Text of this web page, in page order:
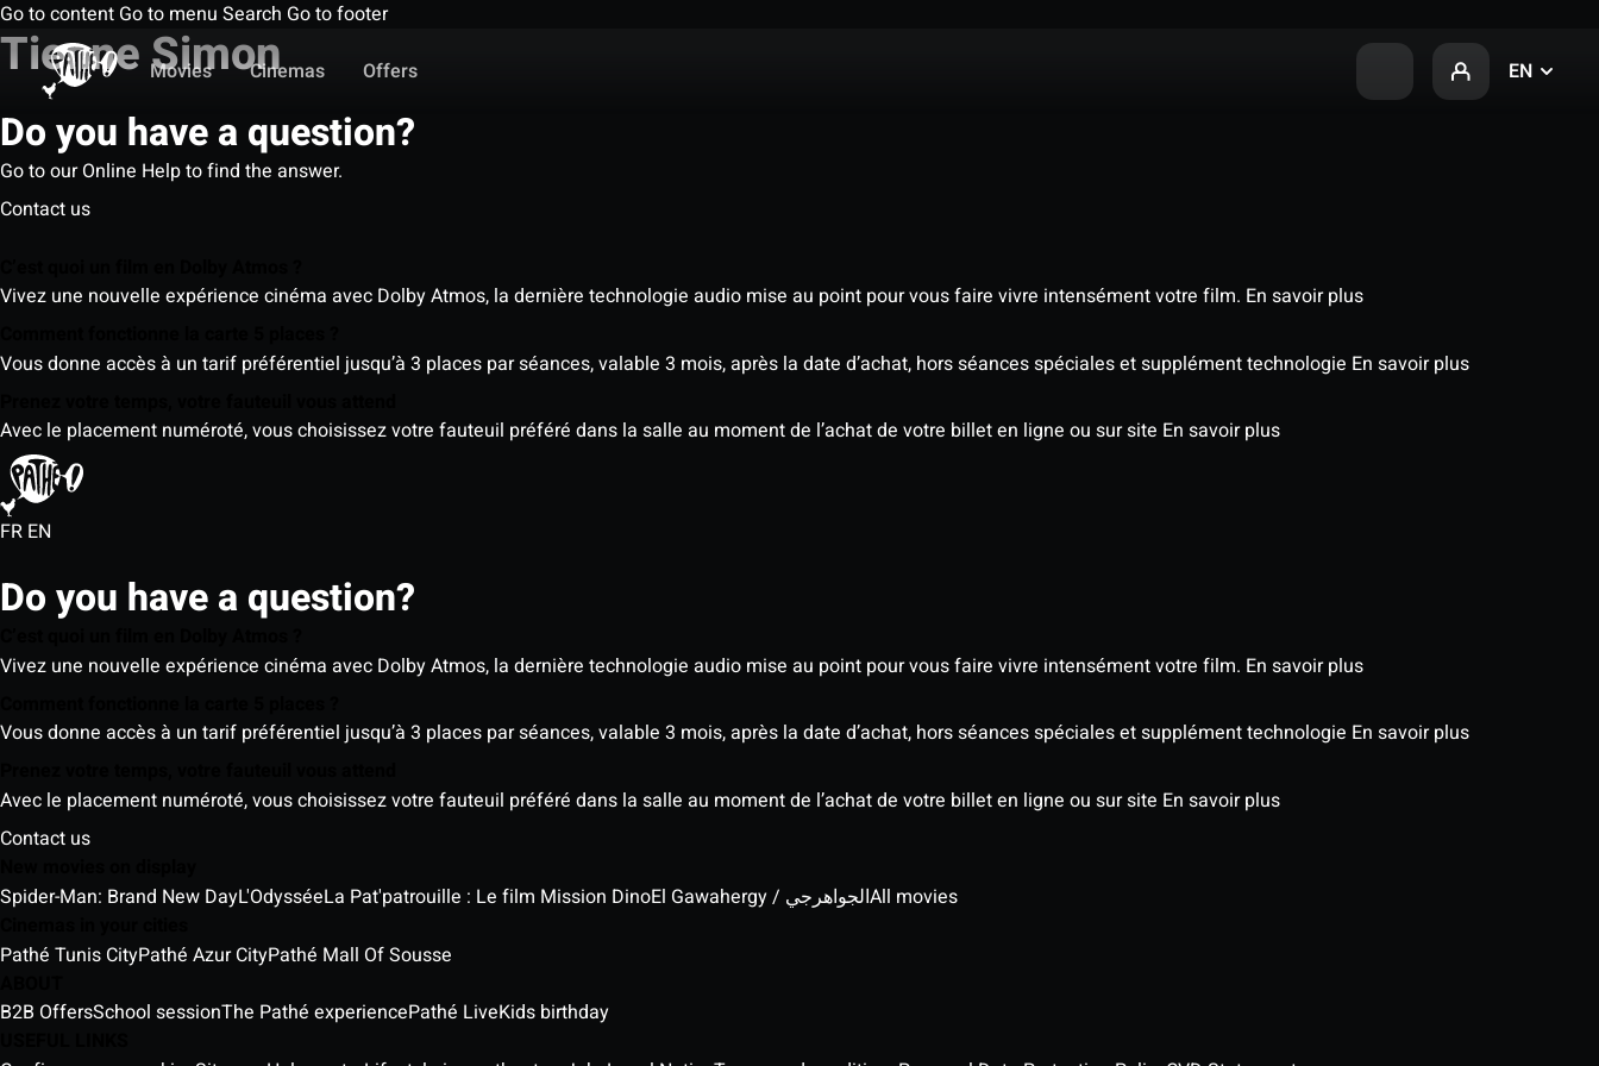
Go to content Go to menu Search Go to footer
Movies
Cinemas Offers EN
Tienne Simon
Do you have a question?
Go to our Online Help to find the answer.
Contact us
Vivez une nouvelle expérience cinéma avec Dolby Atmos, la dernière technologie audio mise au point pour vous faire vivre intensément votre film. En savoir plus
Vous donne accès à un tarif préférentiel jusqu’à 3 places par séances, valable 3 mois, après la date d’achat, hors séances spéciales et supplément technologie En savoir plus
Avec le placement numéroté, vous choisissez votre fauteuil préféré dans la salle au moment de l’achat de votre billet en ligne ou sur site En savoir plus
FR EN
Do you have a question?
Vivez une nouvelle expérience cinéma avec Dolby Atmos, la dernière technologie audio mise au point pour vous faire vivre intensément votre film. En savoir plus
Vous donne accès à un tarif préférentiel jusqu’à 3 places par séances, valable 3 mois, après la date d’achat, hors séances spéciales et supplément technologie En savoir plus
Avec le placement numéroté, vous choisissez votre fauteuil préféré dans la salle au moment de l’achat de votre billet en ligne ou sur site En savoir plus
Contact us
Spider-Man: Brand New DayL'OdysséeLa Pat'patrouille : Le film Mission Dino El Gawahergy / الجواهرجيAll movies
Pathé Tunis CityPathé Azur CityPathé Mall Of Sousse
B2B OffersSchool sessionThe Pathé experiencePathé LiveKids birthday